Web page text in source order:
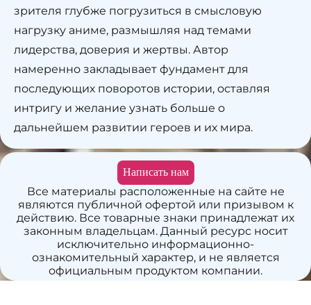
зрителя глубже погрузиться в смысловую
нагрузку аниме, размышляя над темами
лидерства, доверия и жертвы. Автор
намеренно закладывает фундамент для
последующих поворотов истории, оставляя
интригу и желание узнать больше о
дальнейшем развитии героев и их мира.
Все материалы расположенные на сайте не
являются публичной офертой или призывом к
действию. Все товарные знаки принадлежат их
законным владельцам. Данный ресурс носит
исключительно информационно-
ознакомительный характер, и не является
официальным продуктом компании.
Написать нам